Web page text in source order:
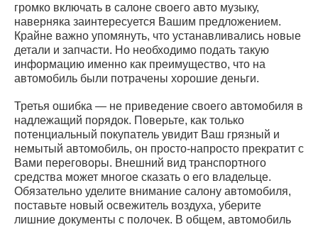
громко включать в салоне своего авто музыку,
наверняка заинтересуется Вашим предложением.
Крайне важно упомянуть, что устанавливались новые
детали и запчасти. Но необходимо подать такую
информацию именно как преимущество, что на
автомобиль были потрачены хорошие деньги.
Третья ошибка — не приведение своего автомобиля в
надлежащий порядок. Поверьте, как только
потенциальный покупатель увидит Ваш грязный и
немытый автомобиль, он просто-напросто прекратит с
Вами переговоры. Внешний вид транспортного
средства может многое сказать о его владельце.
Обязательно уделите внимание салону автомобиля,
поставьте новый освежитель воздуха, уберите
лишние документы с полочек. В общем, автомобиль